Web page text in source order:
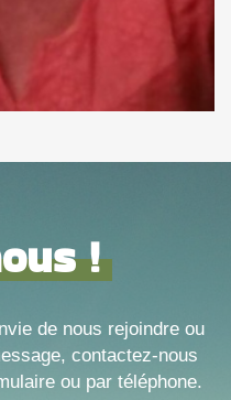
!
de nous rejoindre ou
contactez-nous
ou par téléphone.